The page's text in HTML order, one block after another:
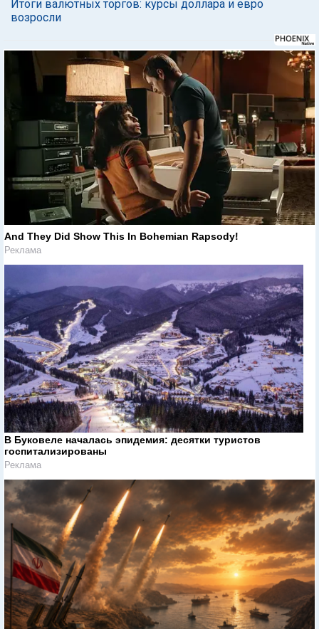
Итоги валютных торгов: курсы доллара и евро
возросли
And They Did Show This In Bohemian Rapsody!
Реклама
В Буковеле началась эпидемия: десятки туристов
госпитализированы
Реклама